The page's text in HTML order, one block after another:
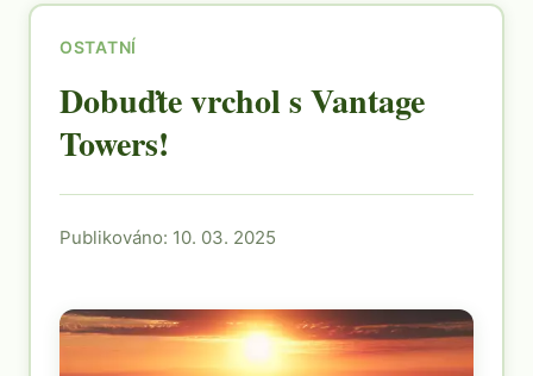
OSTATNÍ
Dobuďte vrchol s Vantage
Towers!
Publikováno: 10. 03. 2025